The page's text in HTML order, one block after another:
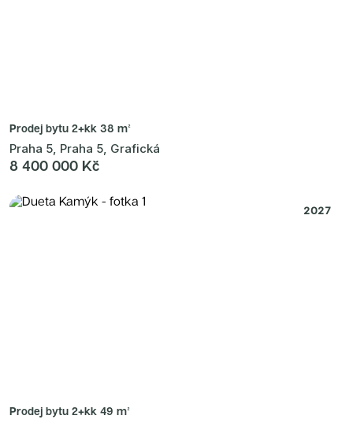
Prodej bytu 2+kk 38 m²
Praha 5, Praha 5, Grafická
8 400 000 Kč
2027
Prodej bytu 2+kk 49 m²